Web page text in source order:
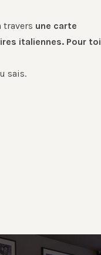
travers une carte
italiennes. Pour toi
sais.